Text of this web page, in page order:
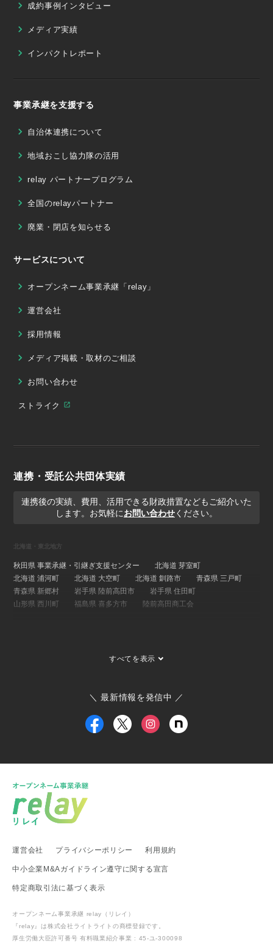
成約事例インタビュー
メディア実績
インパクトレポート
事業承継を支援する
自治体連携について
地域おこし協力隊の活用
relay パートナープログラム
全国のrelayパートナー
廃業・閉店を知らせる
サービスについて
オープンネーム事業承継「relay」
運営会社
採用情報
メディア掲載・取材のご相談
お問い合わせ
ストライク
連携・受託公共団体実績
連携後の実績、費用、活用できる財政措置などもご紹介いた
します。お気軽にお問い合わせください。
すべてを表示
北海道・東北地方
秋田県 事業承継・引継ぎ支援センター
北海道 芽室町
北海道 浦河町
北海道 大空町 北海道 釧路市
青森県 三戸町
青森県 新郷村
岩手県 陸前高田市
岩手県 住田町
山形県 西川町
福島県 喜多方市 陸前高田商工会
茨城県 稲敷市 群馬県 桐生市
小田原箱根商工会議所
福井県 事業承継・引継ぎ支援センター
富山県
新潟県 南魚沼市
新潟県 糸魚川市
新潟県 出雲崎町
新潟県 関川村
愛知県 事業承継・引継ぎ支援センター
岐阜県 高山市
滋賀県 事業承継・引継ぎ支援センター
滋賀県 日野町
滋賀県 多賀町
＼ 最新情報を発信中 ／
運営会社 プライバシーポリシー 利用規約
中小企業M&Aガイドライン遵守に関する宣言
特定商取引法に基づく表示
オープンネーム事業承継 relay（リレイ）
『relay』は株式会社ライトライトの商標登録です。
厚生労働大臣許可番号 有料職業紹介事業 : 45-ユ-300098